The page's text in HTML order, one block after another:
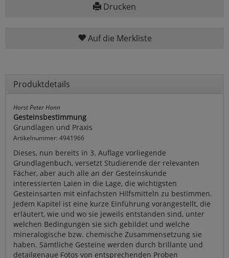
Drucken
Auf die Merkliste
Produktdetails
Horst Peter Hann
Gesteinsbestimmung
Grundlagen und Praxis
Artikelnummer: 4941966
Dieses, nun bereits in 3. Auflage vorliegende
Grundlagenbuch, versetzt Studierende der relevanten
Fächer, aber auch alle an der Gesteinskunde
interessierten Laien in die Lage, die wichtigsten
Gesteinsarten mit einfachsten Hilfsmitteln zu bestimmen.
Jedem Kapitel ist eine kurze Einführung vorangestellt, die
erläutert, wie und wo sie jeweils entstanden sind, unter
welchen Bedingungen sie sich gebildet und welche
mineralogische bzw. chemische Zusammensetzung sie
haben. Sämtliche Gesteine werden durch brillante und
detailgenaue Fotos von entsprechenden Proben